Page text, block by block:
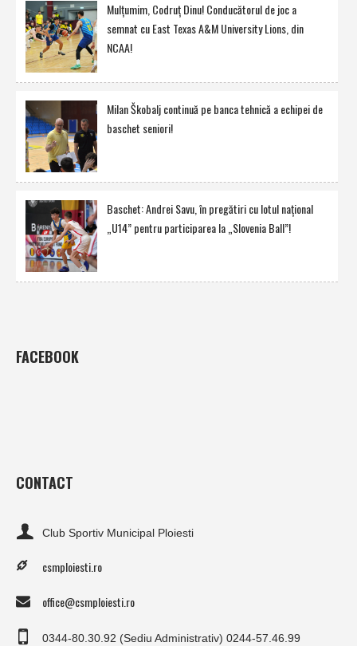
Mulţumim, Codruţ Dinu! Conducătorul de joc a
semnat cu East Texas A&M University Lions, din
NCAA!
Milan Škobalj continuă pe banca tehnică a echipei de
baschet seniori!
Baschet: Andrei Savu, în pregătiri cu lotul naţional
„U14” pentru participarea la „Slovenia Ball”!
FACEBOOK
CONTACT
Club Sportiv Municipal Ploiesti
csmploiesti.ro
office@csmploiesti.ro
0344-80.30.92 (Sediu Administrativ) 0244-57.46.99